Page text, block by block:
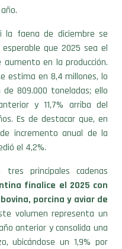
la faena de diciembre se
que 2025 sea el
en la producción.
estima en 8,4 millones, lo
809.000 toneladas; ello
y 11,7% arriba del
Es de destacar que, en
incremento anual de la
el 4,2%.
principales cadenas
finalice el 2025 con
porcina y aviar de
volumen representa un
anterior y consolida una
ubicándose un 1,9% por
lustro. El análisis